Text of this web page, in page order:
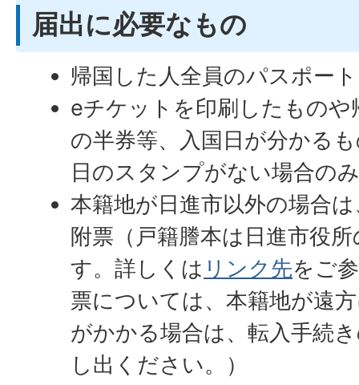
届出に必要なもの
帰国した人全員のパスポート
eチケットを印刷したものや
の半券等、入国日が分かる
日のスタンプがない場合の
本籍地が日進市以外の場合
附票（戸籍謄本は日進市役
す。詳しくは リンク先をご
票については、本籍地が遠
がかかる場合は、転入手続
し出ください。）